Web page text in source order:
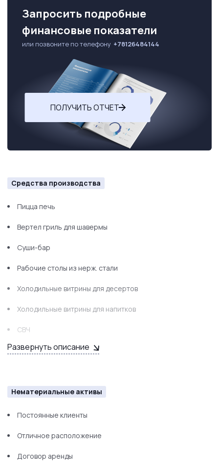
Запросить подробные
финансовые показатели
или позвоните по телефону +78126484144
ПОЛУЧИТЬ ОТЧЕТ
Средства производства
Пицца печь
Вертел гриль для шавермы
Суши-бар
Рабочие столы из нерж. стали
Холодильные витрины для десертов
Холодильные витрины для напитков
СВЧ
Гриль
Чайник
Барная стойка-раздача
Кассовое оборудование
ЖК панели меню 3 шт.
Развернуть описание
Нематериальные активы
Постоянные клиенты
Отличное расположение
Договор аренды